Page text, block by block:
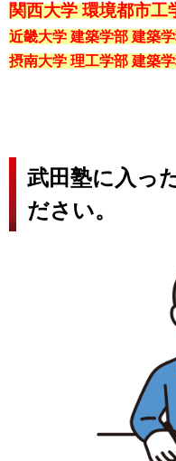
関西大学 環境都市工
近畿大学 建築学部 建築
摂南大学 理工学部 建築
武田塾に入っ
ださい。